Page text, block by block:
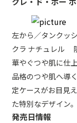
左から／タンクッ
クラ ナチュレル
華やぐつや肌に仕
品格のつや肌へ導
定ケースがお目見
た特別なデザイン。
発売日情報